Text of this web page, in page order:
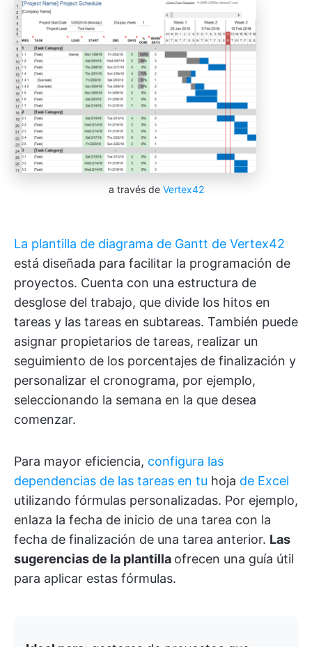
a través de Vertex42
La plantilla de diagrama de Gantt de Vertex42
está diseñada para facilitar la programación de
proyectos. Cuenta con una estructura de
desglose del trabajo, que divide los hitos en
tareas y las tareas en subtareas. También puede
asignar propietarios de tareas, realizar un
seguimiento de los porcentajes de finalización y
personalizar el cronograma, por ejemplo,
seleccionando la semana en la que desea
comenzar.
Para mayor eficiencia, configura las
dependencias de las tareas en tu hoja de Excel
utilizando fórmulas personalizadas. Por ejemplo,
enlaza la fecha de inicio de una tarea con la
fecha de finalización de una tarea anterior. Las
sugerencias de la plantilla ofrecen una guía útil
para aplicar estas fórmulas.